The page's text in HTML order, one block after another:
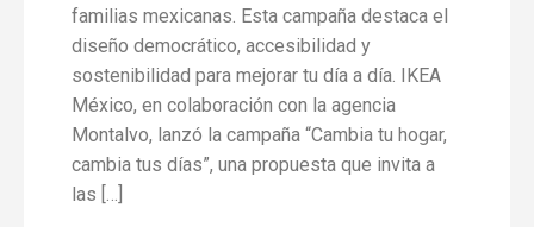
familias mexicanas. Esta campaña destaca el
diseño democrático, accesibilidad y
sostenibilidad para mejorar tu día a día. IKEA
México, en colaboración con la agencia
Montalvo, lanzó la campaña “Cambia tu hogar,
cambia tus días”, una propuesta que invita a
las […]